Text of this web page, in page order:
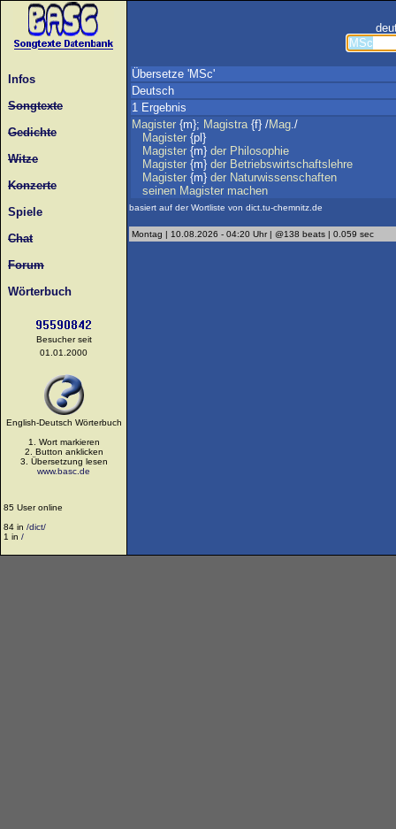
Infos
Songtexte
Gedichte
Witze
Konzerte
Spiele
Chat
Forum
Wörterbuch
Besucher seit
01.01.2000
English-Deutsch Wörterbuch
1. Wort markieren
2. Button anklicken
3. Übersetzung lesen
www.basc.de
85 User online
84 in /dict/
1 in /
Übersetze 'MSc'
Deutsch
1 Ergebnis
Magister {m}; Magistra{f} /Mag./
Magister {pl}
Magister {m} der Philosophie
Magister {m} der Betriebswirtschaftslehre
Magister {m} der Naturwissenschaften
seinen Magister machen
basiert auf der Wortliste von dict.tu-chemnitz.de
Montag | 10.08.2026 - 04:20 Uhr | @138 beats | 0.059 sec